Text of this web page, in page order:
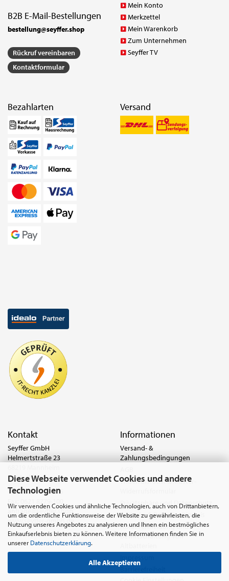
Diese Webseite verwendet Cookies und andere
Technologien
Wir verwenden Cookies und ähnliche Technologien, auch von Drittanbietern,
um die ordentliche Funktionsweise der Website zu gewährleisten, die
Nutzung unseres Angebotes zu analysieren und Ihnen ein bestmögliches
Einkaufserlebnis bieten zu können. Weitere Informationen finden Sie in
unserer Datenschutzerklärung.
Alle Akzeptieren
B2B E-Mail-Bestellungen
bestellung@seyffer.shop
Rückruf vereinbaren
Kontaktformular
Mein Konto
Merkzettel
Mein Warenkorb
Zum Unternehmen
Seyffer TV
Bezahlarten Versand
Kontakt
Seyffer GmbH
Helmertstraße 23
Deutschland
Tel.:0621 8779-555
anfrage@seyffer.shop
www.seyffer-gmbh.de
Informationen
Versand- &
Zahlungsbedingungen
Widerrufsrecht & Muster-
Privatsphäre und Datenschutz
Batterie- & Recyclinghinweis
Abfallvermeidung und
Bewirtschaftung von